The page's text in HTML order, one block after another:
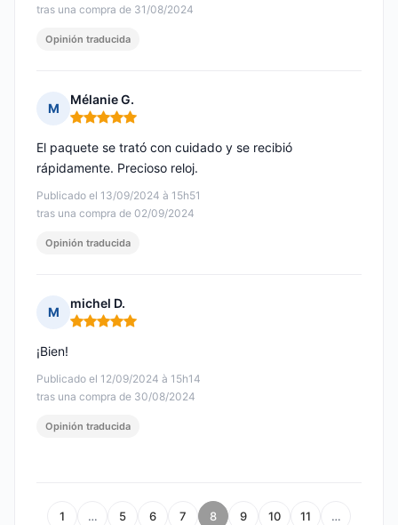
tras una compra de 31/08/2024
Opinión traducida
M
Mélanie G.
Nota: 5 de 5
Publicado el 13/09/2024 à 15h51
tras una compra de 02/09/2024
El paquete se trató con cuidado y se recibió
rápidamente. Precioso reloj.
Opinión traducida
M
michel D.
Nota: 5 de 5
Publicado el 12/09/2024 à 15h14
tras una compra de 30/08/2024
¡Bien!
Opinión traducida
1 … 5 6 7 8 9 10 11 …